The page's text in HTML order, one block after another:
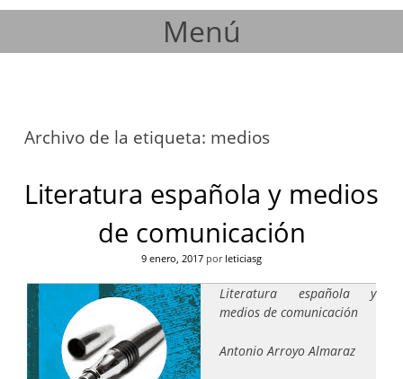
Menú
Archivo de la etiqueta: medios
Literatura española y medios
de comunicación
9 enero, 2017 por leticiasg
Literatura española y
medios de comunicación
Antonio Arroyo Almaraz